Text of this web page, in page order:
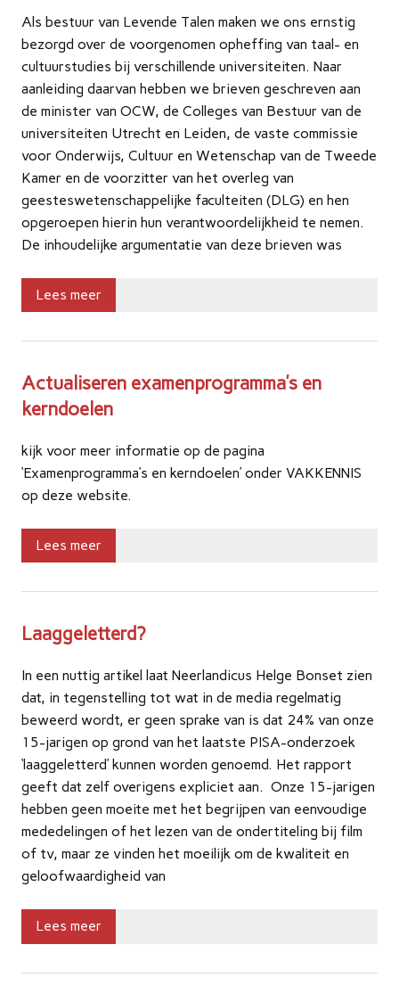
Als bestuur van Levende Talen maken we ons ernstig
bezorgd over de voorgenomen opheffing van taal- en
cultuurstudies bij verschillende universiteiten. Naar
aanleiding daarvan hebben we brieven geschreven aan
de minister van OCW, de Colleges van Bestuur van de
universiteiten Utrecht en Leiden, de vaste commissie
voor Onderwijs, Cultuur en Wetenschap van de Tweede
Kamer en de voorzitter van het overleg van
geesteswetenschappelijke faculteiten (DLG) en hen
opgeroepen hierin hun verantwoordelijkheid te nemen.
De inhoudelijke argumentatie van deze brieven was
Lees meer
Actualiseren examenprogramma’s en
kerndoelen
kijk voor meer informatie op de pagina
‘Examenprogramma’s en kerndoelen’ onder VAKKENNIS
op deze website.
Lees meer
Laaggeletterd?
In een nuttig artikel laat Neerlandicus Helge Bonset zien
dat, in tegenstelling tot wat in de media regelmatig
beweerd wordt, er geen sprake van is dat 24% van onze
15-jarigen op grond van het laatste PISA-onderzoek
‘laaggeletterd’ kunnen worden genoemd. Het rapport
geeft dat zelf overigens expliciet aan. Onze 15-jarigen
hebben geen moeite met het begrijpen van eenvoudige
mededelingen of het lezen van de ondertiteling bij film
of tv, maar ze vinden het moeilijk om de kwaliteit en
geloofwaardigheid van
Lees meer